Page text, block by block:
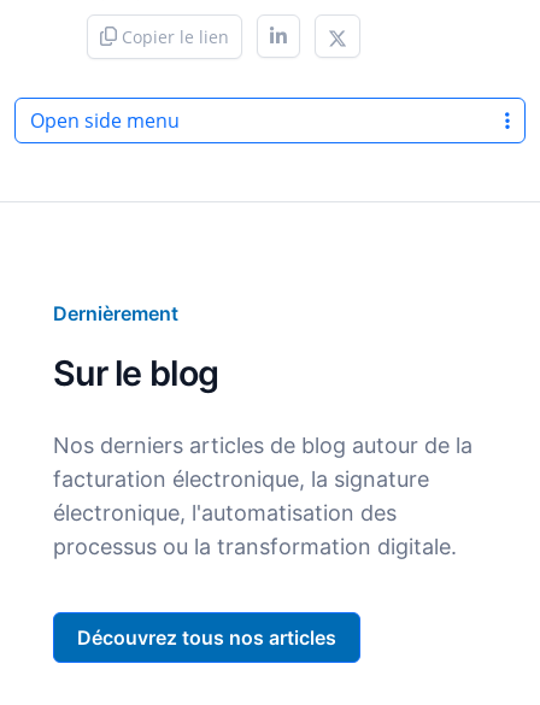
Copier le lien
Open side menu
Dernièrement
Sur le blog
Nos derniers articles de blog autour de la
facturation électronique, la signature
électronique, l'automatisation des
processus ou la transformation digitale.
Découvrez tous nos articles